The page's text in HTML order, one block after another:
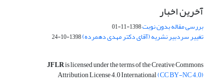
آخرین اخبار
بررسی مقاله بدون نوبت1398-11-01
تغییر سردبیر نشریه (آقای دکتر مهدی دهمرده)1398-10-24
JFLRis licensed under the terms of the Creative Commons
Attribution License 4.0 International(CC BY-NC 4.0)